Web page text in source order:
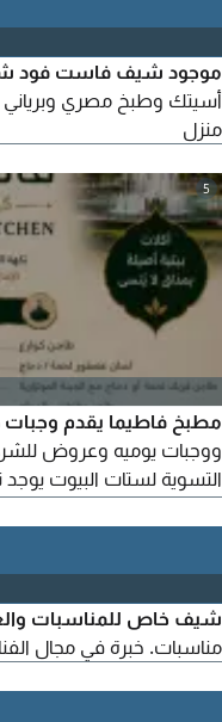
موجود شيف فاست فود
أسيتك وطبخ مصري
منزل
5
مطبخ فاطيما يقدم
ووجبات يوميه وعروض
التسوية لستات البيوت
شيف خاص للمناسبات
مناسبات. خبرة في مجال